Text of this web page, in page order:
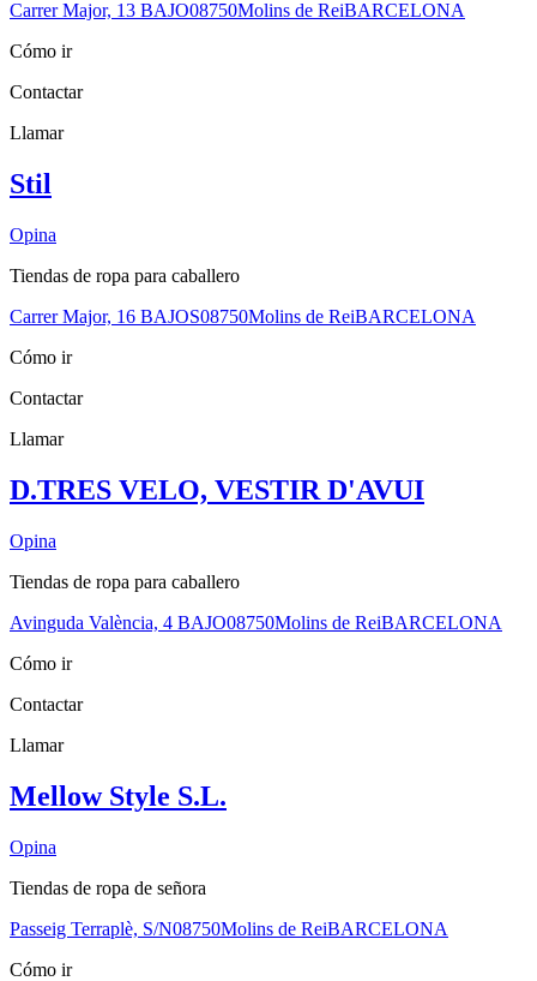
Carrer Major, 13 BAJO08750Molins de ReiBARCELONA
Cómo ir
Contactar
Llamar
Stil
Opina
Tiendas de ropa para caballero
Carrer Major, 16 BAJOS08750Molins de ReiBARCELONA
Cómo ir
Contactar
Llamar
D.TRES VELO, VESTIR D'AVUI
Opina
Tiendas de ropa para caballero
Avinguda València, 4 BAJO08750Molins de ReiBARCELONA
Cómo ir
Contactar
Llamar
Mellow Style S.L.
Opina
Tiendas de ropa de señora
Passeig Terraplè, S/N08750Molins de ReiBARCELONA
Cómo ir